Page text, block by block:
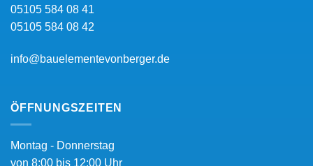
05105 584 08 41
05105 584 08 42
info@bauelementevonberger.de
ÖFFNUNGSZEITEN
Montag - Donnerstag
von 8:00 bis 12:00 Uhr